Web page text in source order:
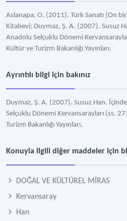
Aslanapa, O. (2011). Türk Sanatı (On
Kitabevi; Duymaz, Ş. A. (2007). Susuz
Anadolu Selçuklu Dönemi
Kültür ve Turizm Bakanlığı Yayınları.
Ayrıntılı bilgi için bakınız
Duymaz, Ş. A. (2007). Susuz Han.
Selçuklu Dönemi Kervansarayları (ss.
Turizm Bakanlığı Yayınları.
Konuyla ilgili diğer maddeler için
DOĞAL VE KÜLTÜREL MİRAS
Kervansaray
Han